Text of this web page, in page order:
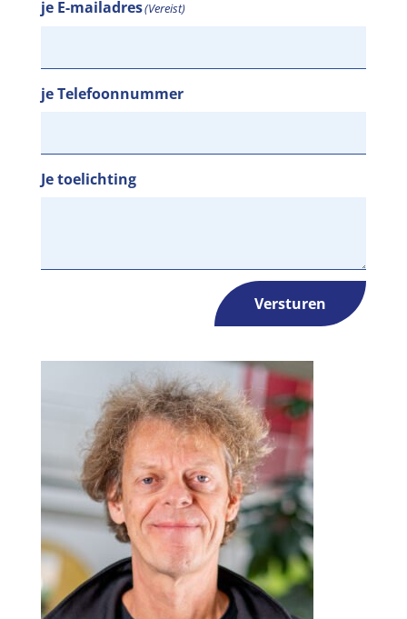
je E-mailadres(Vereist)
je Telefoonnummer
Je toelichting
Versturen